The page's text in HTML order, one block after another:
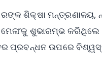
ଶିକ୍ଷା ମନ୍ତ୍ରଣାଳୟ,
ଶୁଭାରମ୍ଭ
ପ୍ରବନ୍ଧନ ଉପରେ